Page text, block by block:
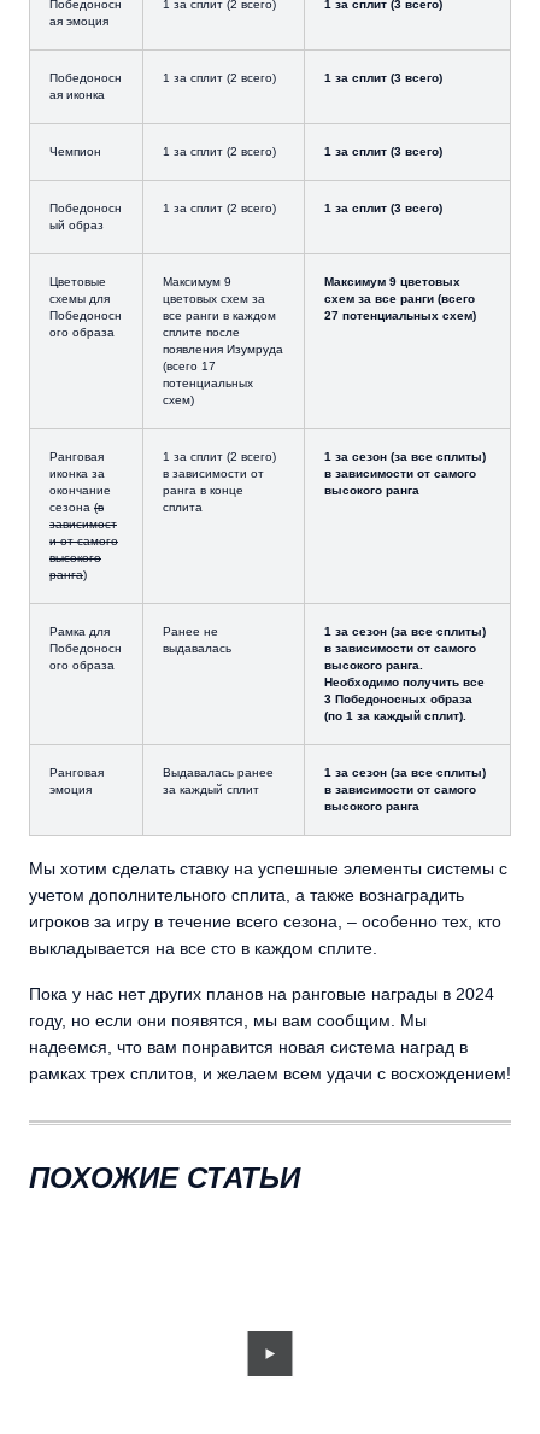
Победоносн
ая эмоция
1 за сплит (2 всего) 1 за сплит (3 всего)
Победоносн
ая иконка
1 за сплит (2 всего) 1 за сплит (3 всего)
Чемпион 1 за сплит (2 всего) 1 за сплит (3 всего)
Победоносн
ый образ
1 за сплит (2 всего) 1 за сплит (3 всего)
Цветовые
схемы для
Победоносн
ого образа
Максимум 9
цветовых схем за
все ранги в каждом
сплите после
появления Изумруда
(всего 17
потенциальных
схем)
Максимум 9 цветовых
схем за все ранги (всего
27 потенциальных схем)
Ранговая
иконка за
окончание
сезона (в
зависимост
и от самого
высокого
ранга)
1 за сплит (2 всего)
в зависимости от
ранга в конце
сплита
1 за сезон (за все сплиты)
в зависимости от самого
высокого ранга
Рамка для
Победоносн
ого образа
Ранее не
выдавалась
1 за сезон (за все сплиты)
в зависимости от самого
высокого ранга.
Необходимо получить все
3 Победоносных образа
(по 1 за каждый сплит).
Ранговая
эмоция
Выдавалась ранее
за каждый сплит
1 за сезон (за все сплиты)
в зависимости от самого
высокого ранга
Мы хотим сделать ставку на успешные элементы системы с
учетом дополнительного сплита, а также вознаградить
игроков за игру в течение всего сезона, – особенно тех, кто
выкладывается на все сто в каждом сплите.
Пока у нас нет других планов на ранговые награды в 2024
году, но если они появятся, мы вам сообщим. Мы
надеемся, что вам понравится новая система наград в
рамках трех сплитов, и желаем всем удачи с восхождением!
ПОХОЖИЕ СТАТЬИ